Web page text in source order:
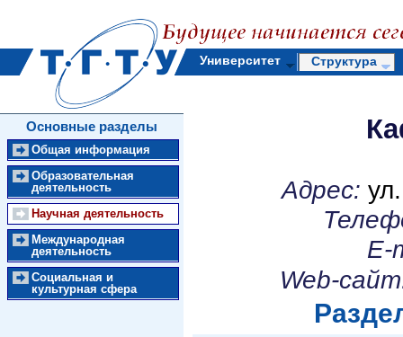
Университет Структура
Основные разделы
Общая информация
Образовательная
деятельность
Научная деятельность
Международная
деятельность
Социальная и
культурная сфера
Адрес:
E-
Web-